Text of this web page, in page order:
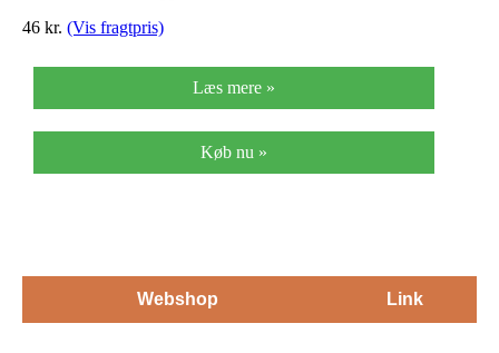
46 kr. (Vis fragtpris)
Læs mere »
Køb nu »
Webshop Link